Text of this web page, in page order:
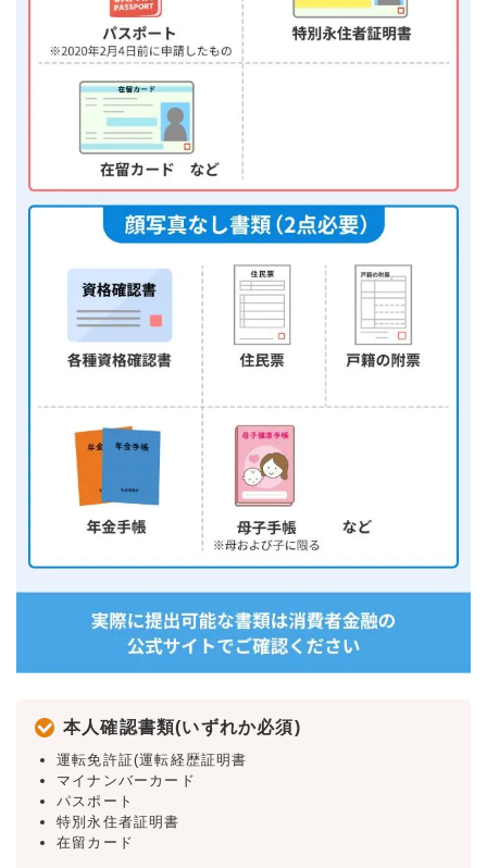
本人確認書類(いずれか必須)
運転免許証(運転経歴証明書
マイナンバーカード
パスポート
特別永住者証明書
在留カード